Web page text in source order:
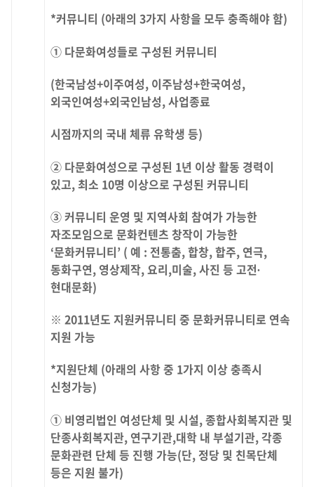
*커뮤니티 (아래의 3가지 사항을 모두 충족해야 함)
① 다문화여성들로 구성된 커뮤니티
(한국남성+이주여성, 이주남성+한국여성,
외국인여성+외국인남성, 사업종료
시점까지의 국내 체류 유학생 등)
② 다문화여성으로 구성된 1년 이상 활동 경력이
있고, 최소 10명 이상으로 구성된 커뮤니티
③ 커뮤니티 운영 및 지역사회 참여가 가능한
자조모임으로 문화컨텐츠 창작이 가능한
‘문화커뮤니티’ ( 예 : 전통춤, 합창, 합주, 연극,
동화구연, 영상제작, 요리,미술, 사진 등 고전∙
현대문화)
※ 2011년도 지원커뮤니티 중 문화커뮤니티로 연속
지원 가능
*지원단체 (아래의 사항 중 1가지 이상 충족시
신청가능)
① 비영리법인 여성단체 및 시설, 종합사회복지관 및
단종사회복지관, 연구기관,대학 내 부설기관, 각종
문화관련 단체 등 진행 가능(단, 정당 및 친목단체
등은 지원 불가)